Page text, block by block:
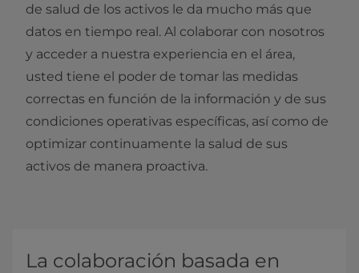
de salud de los activos le da mucho más que
datos en tiempo real. Al colaborar con nosotros
y acceder a nuestra experiencia en el área,
usted tiene el poder de tomar las medidas
correctas en función de la información y de sus
condiciones operativas específicas, así como de
optimizar continuamente la salud de sus
activos de manera proactiva.
La colaboración basada en